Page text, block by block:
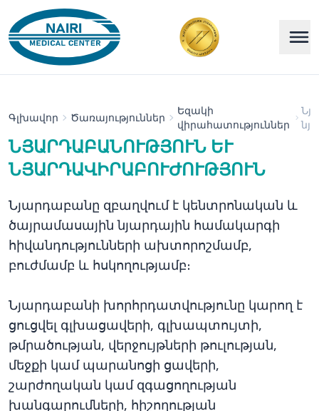
Գլխավոր Ծառայություններ
Եզակի
վիրահատություններ
ՆՅԱՐԴԱԲԱՆՈՒԹՅՈՒՆ ԵՒ Ն
ՅԱՐԴԱՎԻՐԱԲՈՒԺՈՒԹՅՈՒՆ
Նյարդաբանը զբաղվում է կենտրոնական և
ծայրամասային նյարդային համակարգի
հիվանդությունների ախտորոշմամբ,
բուժմամբ և հսկողությամբ։
Նյարդաբանի խորհրդատվությունը կարող է
ցուցվել գլխացավերի, գլխապտույտի,
թմրածության, վերջույթների թուլության,
մեջքի կամ պարանոցի ցավերի,
շարժողական կամ զգացողության
խանգարումների, հիշողության